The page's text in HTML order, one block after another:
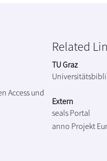
Access und
Related
TU Graz
Extern
seals Portal
anno Projekt